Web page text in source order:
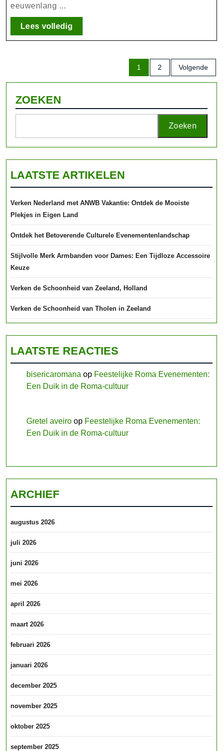
eeuwenlang ...
Lees volledigLees
volledig
Berichten
paginering
1 2 Volgende
ZOEKEN
Zoeken
LAATSTE ARTIKELEN
Verken Nederland met ANWB Vakantie: Ontdek de Mooiste
Plekjes in Eigen Land
Ontdek het Betoverende Culturele Evenementenlandschap
Stijlvolle Merk Armbanden voor Dames: Een Tijdloze Accessoire
Keuze
Verken de Schoonheid van Zeeland, Holland
Verken de Schoonheid van Tholen in Zeeland
LAATSTE REACTIES
bisericaromana op Feestelijke Roma Evenementen:
Een Duik in de Roma-cultuur
Gretel aveiro op Feestelijke Roma Evenementen:
Een Duik in de Roma-cultuur
ARCHIEF
augustus 2026
juli 2026
juni 2026
mei 2026
april 2026
maart 2026
februari 2026
januari 2026
december 2025
november 2025
oktober 2025
september 2025